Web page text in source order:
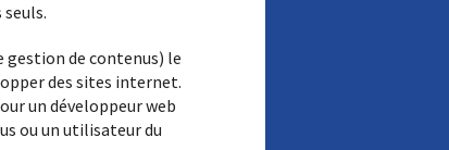
gestion de contenus) le
des sites internet.
un développeur web
ou un utilisateur du